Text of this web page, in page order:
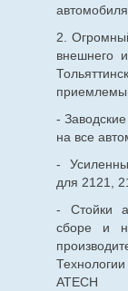
2.
внешнего
-
на все
-
для 2121,
- Стойки
сборе и
ATECH